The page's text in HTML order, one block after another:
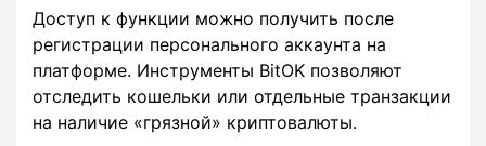
Доступ к функции можно получить после
регистрации персонального аккаунта на
платформе. Инструменты BitOK позволяют
отследить кошельки или отдельные транзакции
на наличие «грязной» криптовалюты.